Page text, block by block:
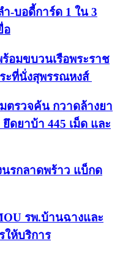
-บอดี้การ์ด 1 ใน 3
อ
อมขบวนเรือพระราช
ะที่นั่งสุพรรณหงส์
ตรวจค้น กวาดล้างยา
ดยาบ้า 445 เม็ด และ
รกลาดพร้าว แบ็กด
รพ.บ้านฉางและ
ให้บริการ